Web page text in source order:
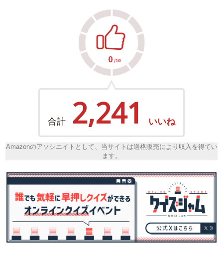
合計 2,241 いいね
Amazonのアソシエイトとして、当サイトは適格販売により収入を得てい
ます。